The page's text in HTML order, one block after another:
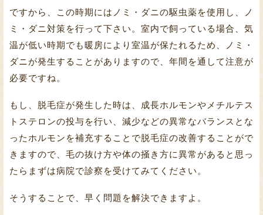
ですから、この時期にはノミ・ダニの駆虫薬を使用し、ノ
ミ・ダニ対策を行って下さい。室内で飼っている場合、気
温が低い時期でも暖房により室温が保たれるため、ノミ・
ダニが発生することがありますので、年間を通して注意が
必要ですね。
もし、脱毛症が発生した時は、成長ホルモンやメチルテス
トステロンの投与を行い、減少などの異常なバランスとな
ったホルモンを補充することで脱毛症の改善することがで
きますので、毛の抜け方や体の掻き方に異常があると思っ
たらまずは病院で診察を受けてみてください。
そうすることで、早く問題を解決できますよ。